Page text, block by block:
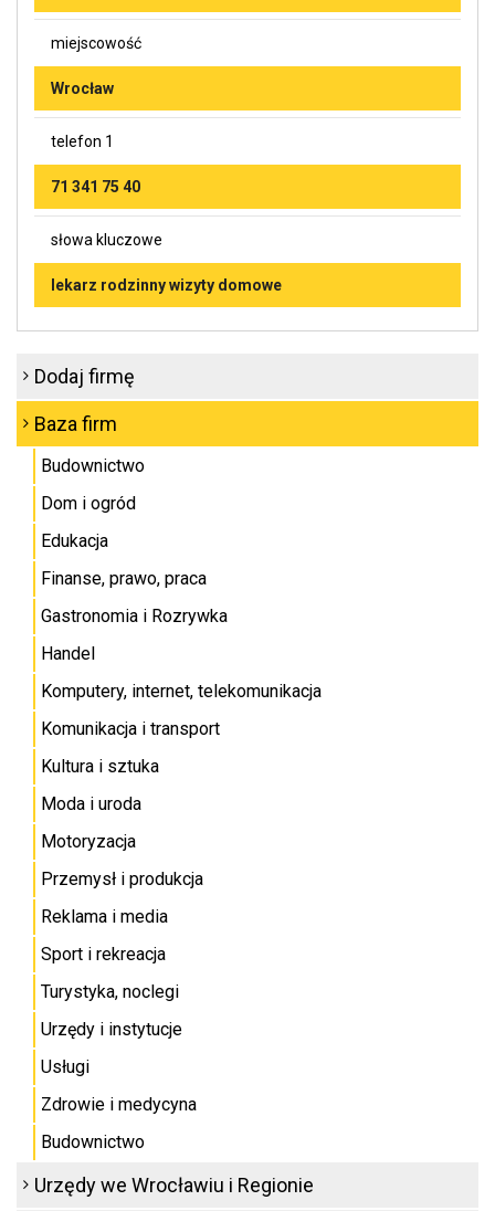
miejscowość
Wrocław
telefon 1
71 341 75 40
słowa kluczowe
lekarz rodzinny wizyty domowe
Dodaj firmę
Baza firm
Budownictwo
Dom i ogród
Edukacja
Finanse, prawo, praca
Gastronomia i Rozrywka
Handel
Komputery, internet, telekomunikacja
Komunikacja i transport
Kultura i sztuka
Moda i uroda
Motoryzacja
Przemysł i produkcja
Reklama i media
Sport i rekreacja
Turystyka, noclegi
Urzędy i instytucje
Usługi
Zdrowie i medycyna
Budownictwo
Urzędy we Wrocławiu i Regionie